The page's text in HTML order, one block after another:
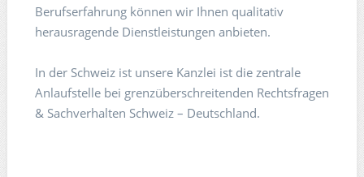
Berufserfahrung können wir Ihnen qualitativ
herausragende Dienstleistungen anbieten.
In der Schweiz ist unsere Kanzlei ist die zentrale
Anlaufstelle bei grenzüberschreitenden Rechtsfragen
& Sachverhalten Schweiz – Deutschland.